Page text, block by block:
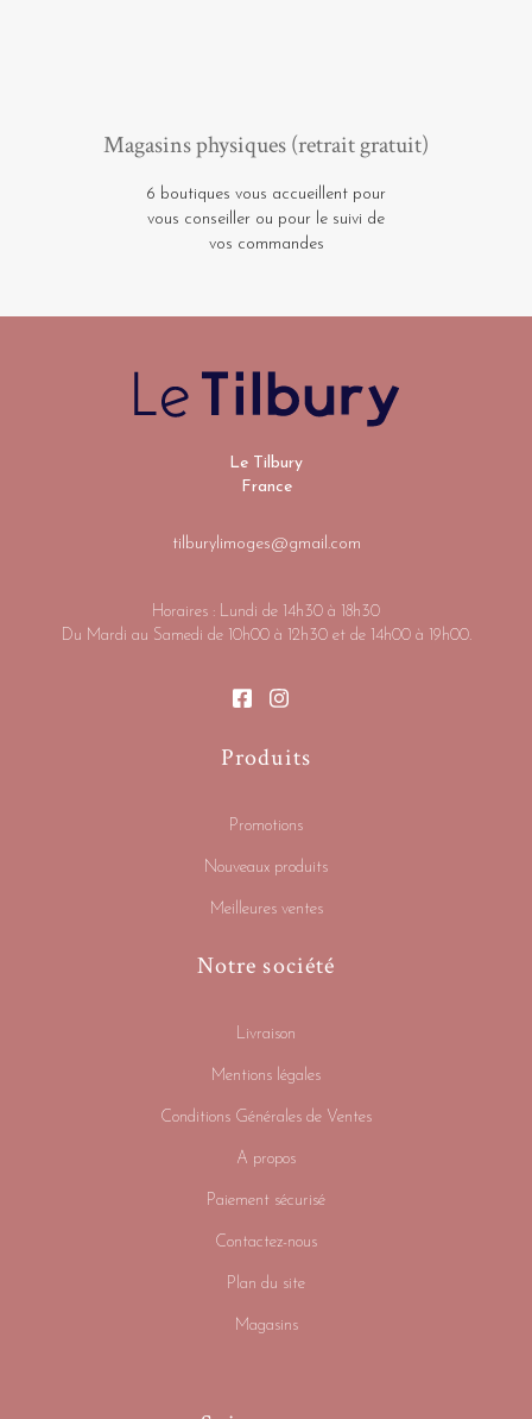
Magasins physiques (retrait gratuit)
6 boutiques vous accueillent pour
vous conseiller ou pour le suivi de
vos commandes
Le Tilbury
France
tilburylimoges@gmail.com
Horaires : Lundi de 14h30 à 18h30
Du Mardi au Samedi de 10h00 à 12h30 et de 14h00 à 19h00.
Produits
Promotions
Nouveaux produits
Meilleures ventes
Notre société
Livraison
Mentions légales
Conditions Générales de Ventes
A propos
Paiement sécurisé
Contactez-nous
Plan du site
Magasins